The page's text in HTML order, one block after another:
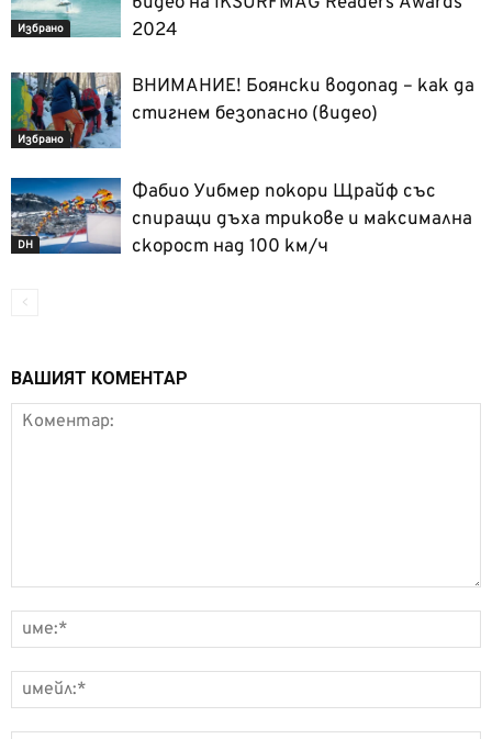
Избрано
2024
Избрано
ВНИМАНИЕ! Боянски водопад – как да
стигнем безопасно (видео)
DH
Фабио Уибмер покори Щрайф със
спиращи дъха трикове и максимална
скорост над 100 км/ч
ВАШИЯТ КОМЕНТАР